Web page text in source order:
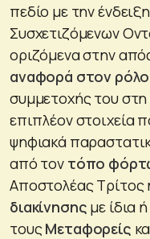
πεδίο με την
Συσχετιζόμενων
οριζόμενα στην
αναφορά στον
συμμετοχής του στη
επιπλέον στοιχεία
ψηφιακά
από τον τόπο
Αποστολέας
διακίνησης με ίδια
τουςΜεταφορείς